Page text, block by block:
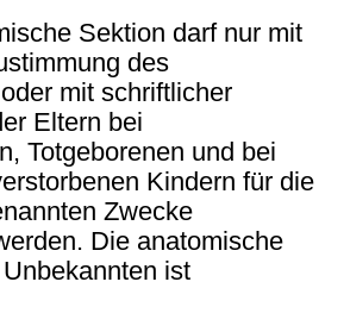
Sektion darf nur mit
des
mit schriftlicher
Eltern bei
Totgeborenen und bei
Kindern für die
Zwecke
Die anatomische
ist